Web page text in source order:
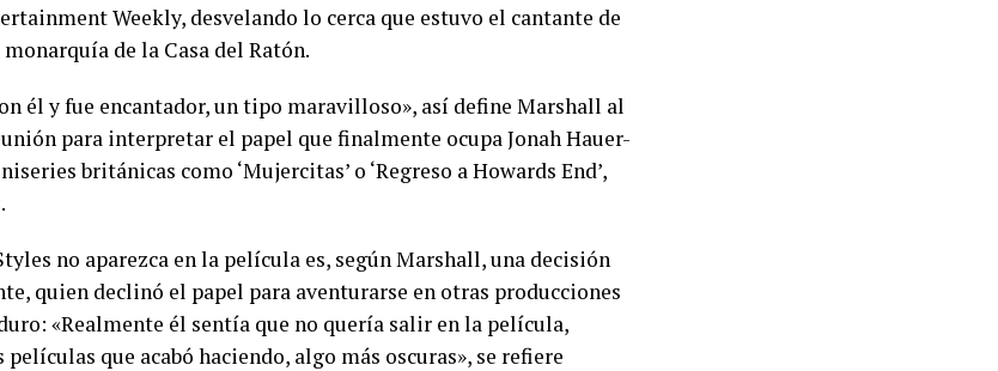
Weekly, desvelando lo cerca que estuvo el cantante de
de la Casa del Ratón.
él y fue encantador, un tipo maravilloso», así define Marshall al
para interpretar el papel que finalmente ocupa Jonah Hauer-
británicas como ‘Mujercitas’ o ‘Regreso a Howards End’,
no aparezca en la película es, según Marshall, una decisión
quien declinó el papel para aventurarse en otras producciones
«Realmente él sentía que no quería salir en la película,
que acabó haciendo, algo más oscuras», se refiere